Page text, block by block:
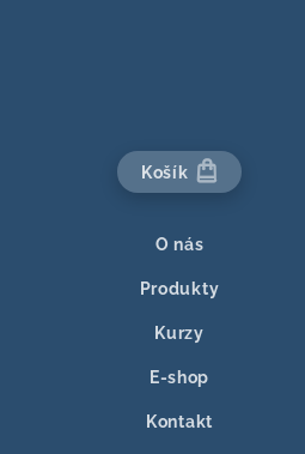
Košík
O nás
Produkty
Kurzy
E-shop
Kontakt